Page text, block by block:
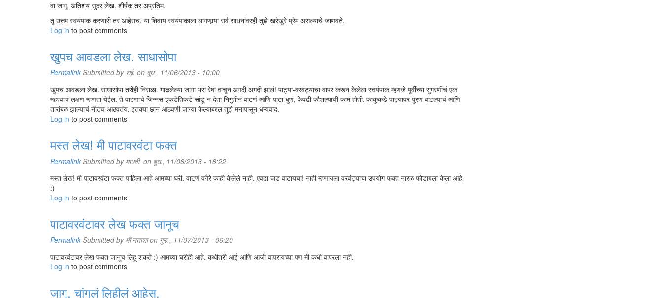
वा जागू, अतिशय सुंदर लेख. शीर्षक तर अप्रतिम.
तू उत्तम स्वयंपाक करणारी तर आहेसच, या शिवाय स्वयंपाकाला लागणार्‍या सर्व साधनांवरही तुझे खरेखुरे प्रेम असल्याचे जाणवते.
Log in to post comments
खुपच आवडला लेख. साधासोपा
Permalink Submitted by सई. on बुध., 11/06/2013 - 10:00
खुपच आवडला लेख. साधासोपा तरीही निराळा. गाळलेल्या जागा भरा रेषा वाचून अगदी अगदी झालं! पाट्या-वरवंट्याचा वापर करून केलेला स्वयंपाक म्हणजे पूर्वीच्या सुगरणींचं एक
महत्वाचं लक्षण म्हणता येईल. ते वाटणाचे जिन्नस इकडेतिकडे सांडू न देता निगुतीनं वाटणं आणि पाटा धुणं, केवढी कौशल्याची कामं होती. काकुकडे पाट्यावर पुरण वाटल्याचं आणि
तारांबळ झाल्याचं नीटच आठवतंय. इतक्या छान आठवणी जाग्या केल्याबद्दल तुझे मनापासून धन्यवाद.
Log in to post comments
मस्त लेख! मी पाटावरवंटा फक्त
Permalink Submitted by माधवी. on बुध., 11/06/2013 - 18:22
मस्त लेख! मी पाटावरवंटा फक्त पाहिला आहे आमच्या घरी. वाटणं वगैरे काही केलेले नाही. एवढा जड वाटायचा! नाही म्हणायला वरवंट्याचा उपयोग फक्त नारळ फोडायला केला आहे.
:)
Log in to post comments
पाटावरवंटावर लेख फक्त जानूच
Permalink Submitted by मी नताशाon गुरु., 11/07/2013 - 06:20
पाटावरवंटावर लेख फक्त जानूच लिहू शकते :) आमच्या घरीही आहे. कधीतरी आई आणि आजी वापरायच्या पण मी कधी वापरला नही.
Log in to post comments
जागू, चांगलं लिहीलं आहेस.